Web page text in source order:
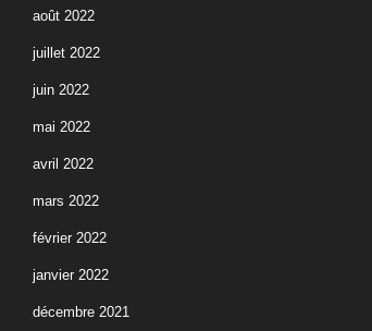
août 2022
juillet 2022
juin 2022
mai 2022
avril 2022
mars 2022
février 2022
janvier 2022
décembre 2021